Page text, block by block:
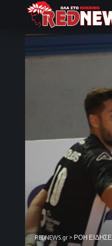
REDNEWS.gr > ΡΟΗ